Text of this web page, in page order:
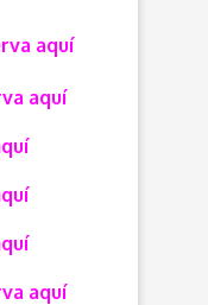
aquí
aquí
aquí